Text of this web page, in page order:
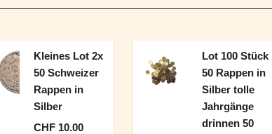
Kleines Lot 2x
50 Schweizer
Rappen in
Silber
CHF 10.00
Lot 100 Stück
50 Rappen in
Silber tolle
Jahrgänge
drinnen 50